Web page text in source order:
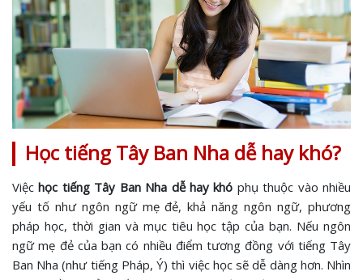
Học tiếng Tây Ban Nha dễ hay khó?
Việc học tiếng Tây Ban Nha dễ hay khó phụ thuộc vào nhiều
yếu tố như ngôn ngữ mẹ đẻ, khả năng ngôn ngữ, phương
pháp học, thời gian và mục tiêu học tập của bạn. Nếu ngôn
ngữ mẹ đẻ của bạn có nhiều điểm tương đồng với tiếng Tây
Ban Nha (như tiếng Pháp, Ý) thì việc học sẽ dễ dàng hơn. Nhìn